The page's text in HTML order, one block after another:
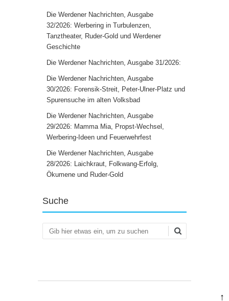
Die Werdener Nachrichten, Ausgabe
32/2026: Werbering in Turbulenzen,
Tanztheater, Ruder-Gold und Werdener
Geschichte
Die Werdener Nachrichten, Ausgabe 31/2026:
Die Werdener Nachrichten, Ausgabe
30/2026: Forensik-Streit, Peter-Ulner-Platz und
Spurensuche im alten Volksbad
Die Werdener Nachrichten, Ausgabe
29/2026: Mamma Mia, Propst-Wechsel,
Werbering-Ideen und Feuerwehrfest
Die Werdener Nachrichten, Ausgabe
28/2026: Laichkraut, Folkwang-Erfolg,
Ökumene und Ruder-Gold
Suche
Suchen
↑